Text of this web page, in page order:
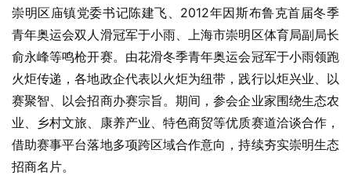
崇明区庙镇党委书记陈建飞、2012年因斯布鲁克首届冬季
青年奥运会双人滑冠军于小雨、上海市崇明区体育局副局长
俞永峰等鸣枪开赛。由花滑冬季青年奥运会冠军于小雨领跑
火炬传递，各地政企代表以火炬为纽带，践行以炬兴业、以
赛聚智、以会招商办赛宗旨。期间，参会企业家围绕生态农
业、乡村文旅、康养产业、特色商贸等优质赛道洽谈合作，
借助赛事平台落地多项跨区域合作意向，持续夯实崇明生态
招商名片。